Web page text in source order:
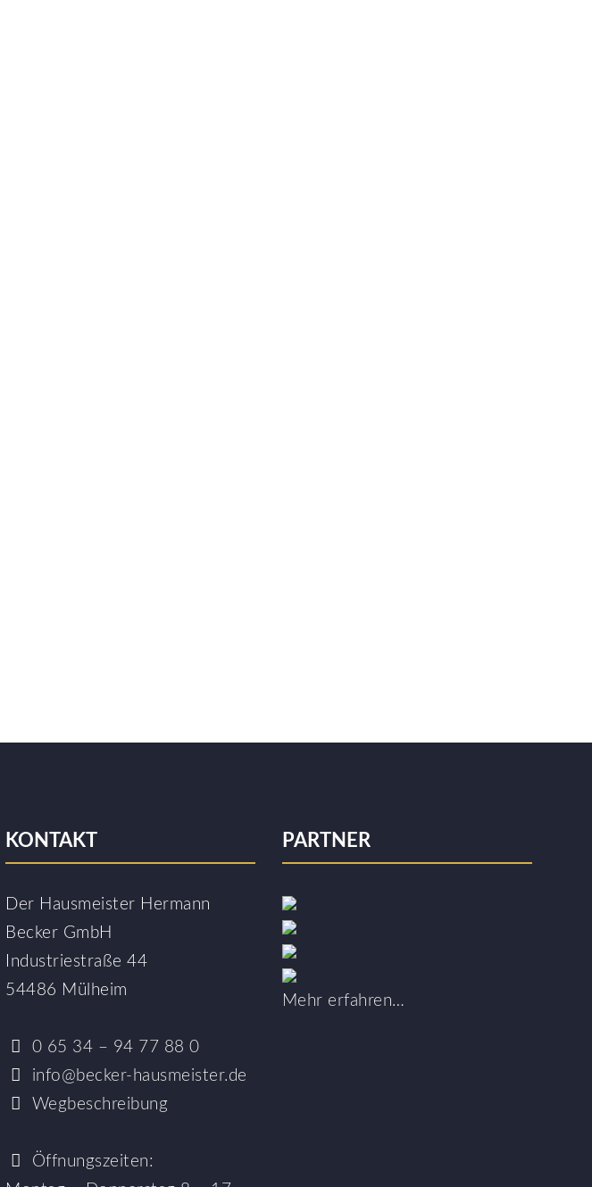
KONTAKT
Der Hausmeister Hermann
Becker GmbH
Industriestraße 44
54486 Mülheim
0 65 34 – 94 77 88 0
info@becker-hausmeister.de
Wegbeschreibung
Öffnungszeiten:
PARTNER
Mehr erfahren…